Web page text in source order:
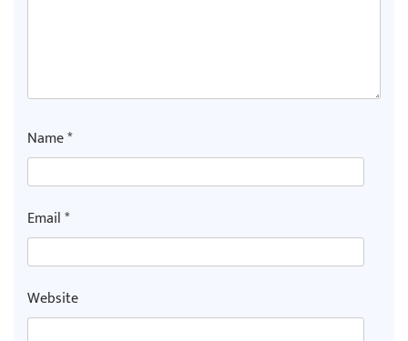
Name*
Email*
Website